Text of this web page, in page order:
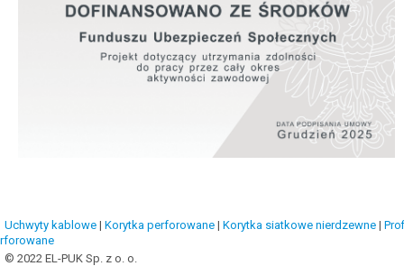
Uchwyty kablowe | Korytka perforowane | Korytka siatkowe nierdzewne |
© 2022 EL-PUK Sp. z o. o.